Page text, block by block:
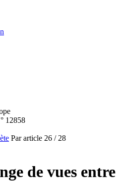
12858
Par article 26 / 28
de vues